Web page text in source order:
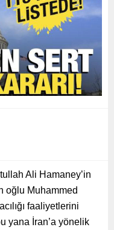
Ali Hamaney’in
oğlu Muhammed
faaliyetlerini
yana İran’a yönelik